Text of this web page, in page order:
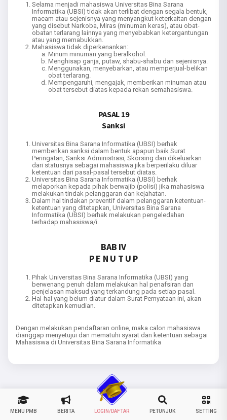
MENU PMB BERITA LOGIN/DAFTAR PETUNJUK SETTING
Selama menjadi mahasiswa Universitas Bina Sarana
Informatika (UBSI) tidak akan terlibat dengan segala bentuk,
macam atau sejenisnya yang menyangkut keterkaitan dengan
yang disebut Narkoba, Miras (minuman keras), atau obat-
obatan terlarang lainnya yang menyebabkan ketergantungan
atau yang memabukkan.
Mahasiswa tidak diperkenankan:
Minum minuman yang beralkohol.
Menghisap ganja, putaw, shabu-shabu dan sejenisnya.
Menggunakan, menyebarkan, atau memperjual-belikan
obat terlarang.
Mempengaruhi, mengajak, memberikan minuman atau
obat tersebut diatas kepada rekan semahasiswa.
PASAL 19
Sanksi
Universitas Bina Sarana Informatika (UBSI) berhak
memberikan sanksi dalam bentuk apapun baik Surat
Peringatan, Sanksi Administrasi, Skorsing dan dikeluarkan
dari statusnya sebagai mahasiswa jika berperilaku diluar
ketentuan dari pasal-pasal tersebut diatas.
Universitas Bina Sarana Informatika (UBSI) berhak
melaporkan kepada pihak berwajib (polisi) jika mahasiswa
melakukan tindak pelanggaran dan kejahatan.
Dalam hal tindakan preventif dalam pelanggaran ketentuan-
ketentuan yang ditetapkan, Universitas Bina Sarana
Informatika (UBSI) berhak melakukan pengeledahan
terhadap mahasiswa/i.
BAB IV
P E N U T U P
Pihak Universitas Bina Sarana Informatika (UBSI) yang
berwenang penuh dalam melakukan hal penafsiran dan
penjelasan maksud yang terkandung pada setiap pasal.
Hal-hal yang belum diatur dalam Surat Pernyataan ini, akan
ditetapkan kemudian.
Dengan melakukan pendaftaran online, maka calon mahasiswa
dianggap menyetujui dan mematuhi syarat dan ketentuan sebagai
Mahasiswa di Universitas Bina Sarana Informatika